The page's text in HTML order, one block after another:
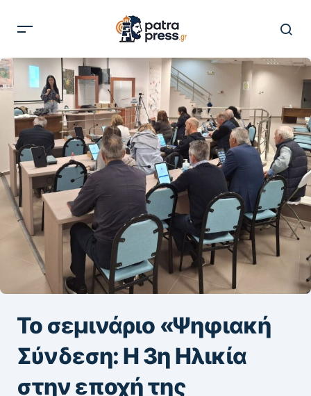
Το σεμινάριο «Ψηφιακή
Σύνδεση: Η 3η Ηλικία
στην εποχή της